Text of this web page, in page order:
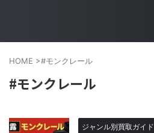
HOME >#モンクレール
#モンクレール
ジャンル別買取ガイド